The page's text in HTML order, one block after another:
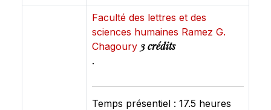
Faculté des lettres et des
sciences humaines Ramez G.
Chagoury 3 crédits
.
Temps présentiel : 17.5 heures